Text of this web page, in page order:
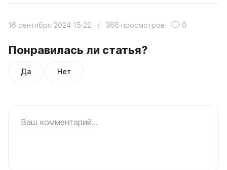
Понравилась ли статья?
Да Нет
16 сентября 2024 15:22 / 368 просмотров 0
Ваш комментарий...